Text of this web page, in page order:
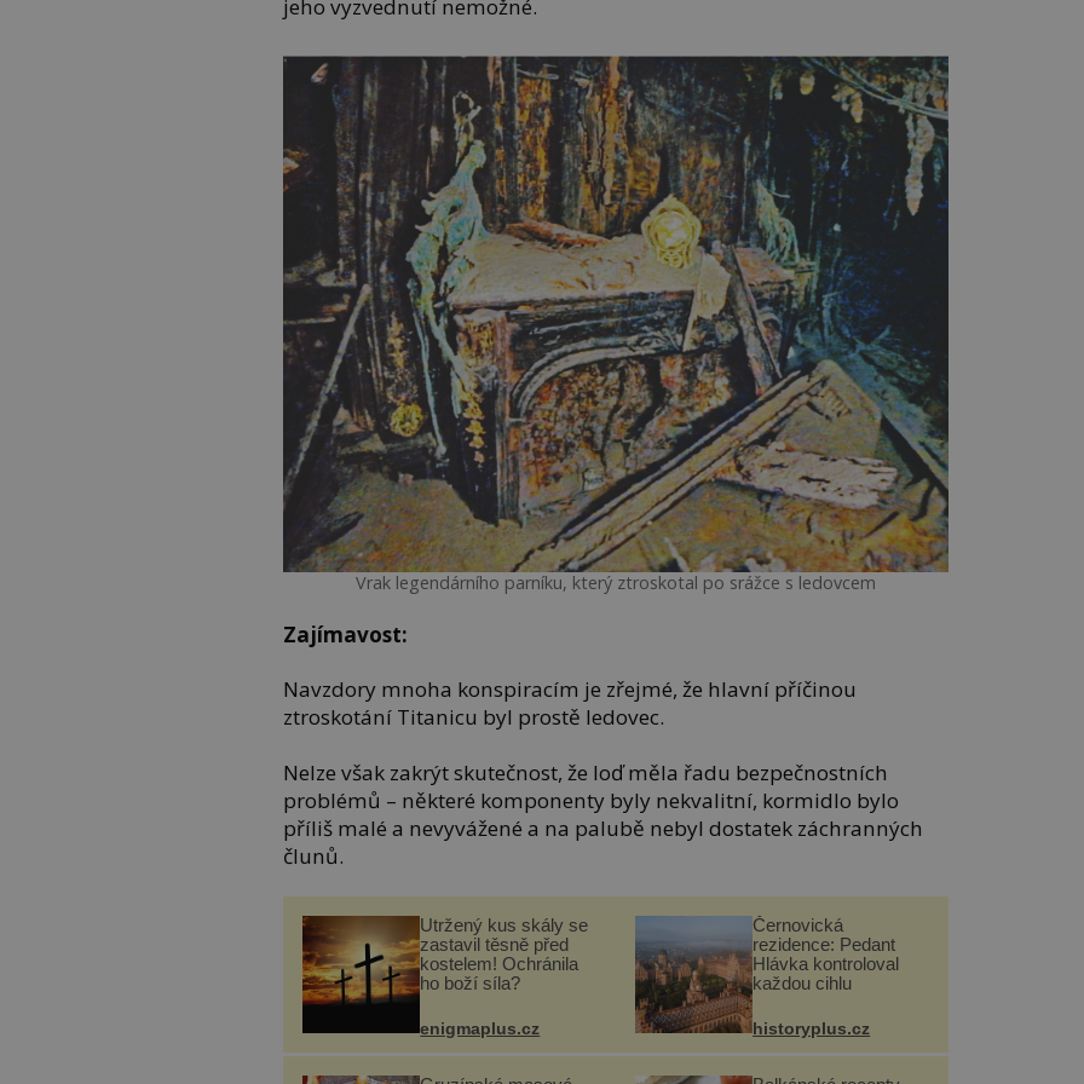
jeho vyzvednutí nemožné.
Vrak legendárního parníku, který ztroskotal po srážce s ledovcem
Zajímavost:
Navzdory mnoha konspiracím je zřejmé, že hlavní příčinou
ztroskotání Titanicu byl prostě ledovec.
Nelze však zakrýt skutečnost, že loď měla řadu bezpečnostních
problémů – některé komponenty byly nekvalitní, kormidlo bylo
příliš malé a nevyvážené a na palubě nebyl dostatek záchranných
člunů.
Utržený kus skály se
zastavil těsně před
kostelem! Ochránila
ho boží síla?
enigmaplus.cz
Černovická
rezidence: Pedant
Hlávka kontroloval
každou cihlu
historyplus.cz